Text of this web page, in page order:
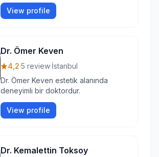
View profile
Dr. Ömer Keven
4,2·5 review·İstanbul
Dr. Ömer Keven estetik alanında
deneyimli bir doktordur.
View profile
Dr. Kemalettin Toksoy